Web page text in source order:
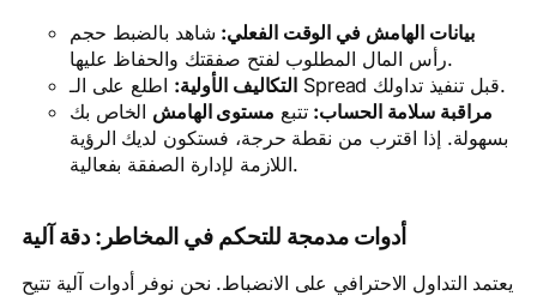
بيانات الهامش في الوقت الفعلي: شاهد بالضبط حجم
رأس المال المطلوب لفتح صفقتك والحفاظ عليها.
التكاليف الأولية:
اطلع على الـ Spread قبل تنفيذ تداولك.
مراقبة سلامة الحساب: تتبع مستوى الهامش الخاص بك
بسهولة. إذا اقترب من نقطة حرجة، فستكون لديك الرؤية
اللازمة لإدارة الصفقة بفعالية.
أدوات مدمجة للتحكم في المخاطر: دقة آلية
يعتمد التداول الاحترافي على الانضباط. نحن نوفر أدوات آلية تتيح